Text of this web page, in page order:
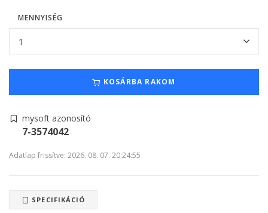
MENNYISÉG
KOSÁRBA RAKOM
mysoft azonosító
7-3574042
Adatlap frissítve: 2026. 08. 07. 20:24:55
SPECIFIKÁCIÓ